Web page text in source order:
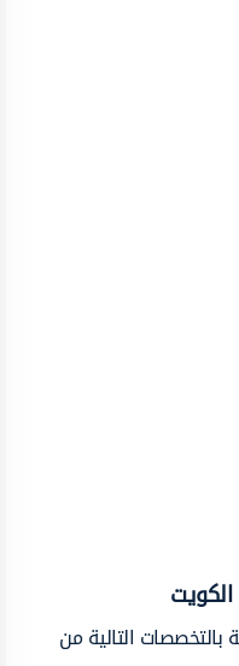
بالتخصصات التالية من